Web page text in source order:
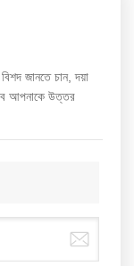
জানতে চান, দয়া
আপনাকে উত্তর